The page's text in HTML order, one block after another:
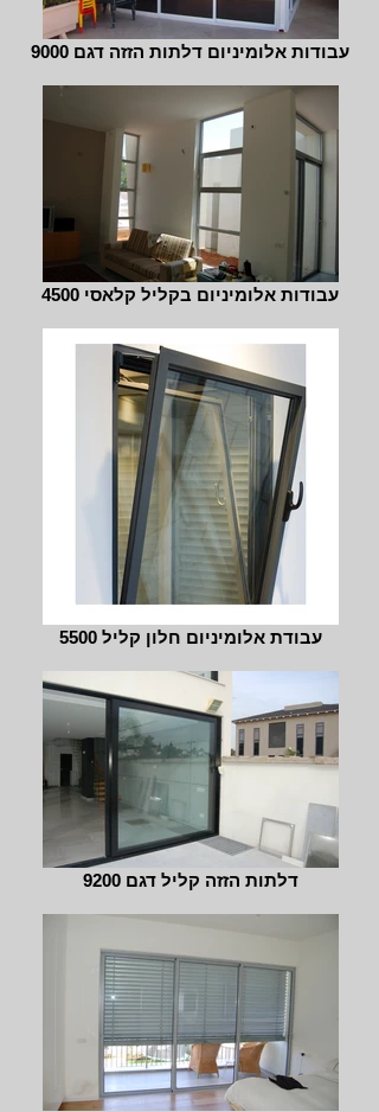
עבודות אלומיניום דלתות הזזה דגם 9000
עבודות אלומיניום בקליל קלאסי 4500
עבודת אלומיניום חלון קליל 5500
דלתות הזזה קליל דגם 9200